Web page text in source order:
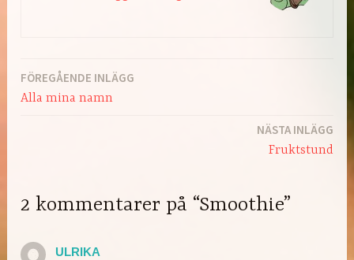
Inläggsnavigering
FÖREGÅENDE INLÄGG
Alla mina namn
NÄSTA INLÄGG
Fruktstund
2 kommentarer på “Smoothie”
ULRIKA